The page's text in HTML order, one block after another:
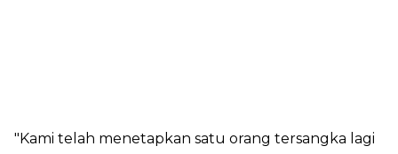
"Kami telah menetapkan satu orang tersangka lagi